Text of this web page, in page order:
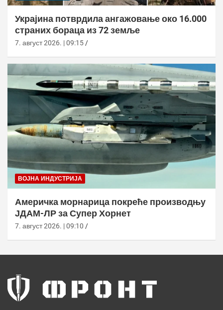
Украјина потврдила ангажовање око 16.000
страних бораца из 72 земље
7. август 2026. | 09:15
ВОЈНА ИНДУСТРИЈА
Америчка морнарица покреће производњу
ЈДАМ-ЛР за Супер Хорнет
7. август 2026. | 09:10